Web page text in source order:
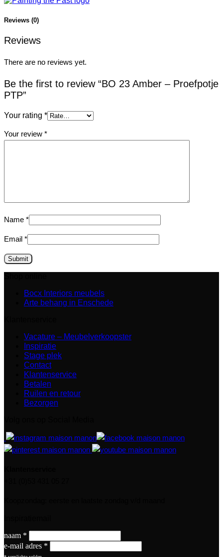
Reviews (0)
Reviews
There are no reviews yet.
Be the first to review “BO 23 Amber – Proefpotje
PTP”
Your rating *
Your review *
Name *
Email *
Bocx Interiors meubels
Arte behang in Enschede
Vacature – Meubelverkoopster
Inspiratie
Stage plek
Contact
Klantenservice
Betalen
Ruilen en retour
Bezorgen
naam *
e-mail adres *